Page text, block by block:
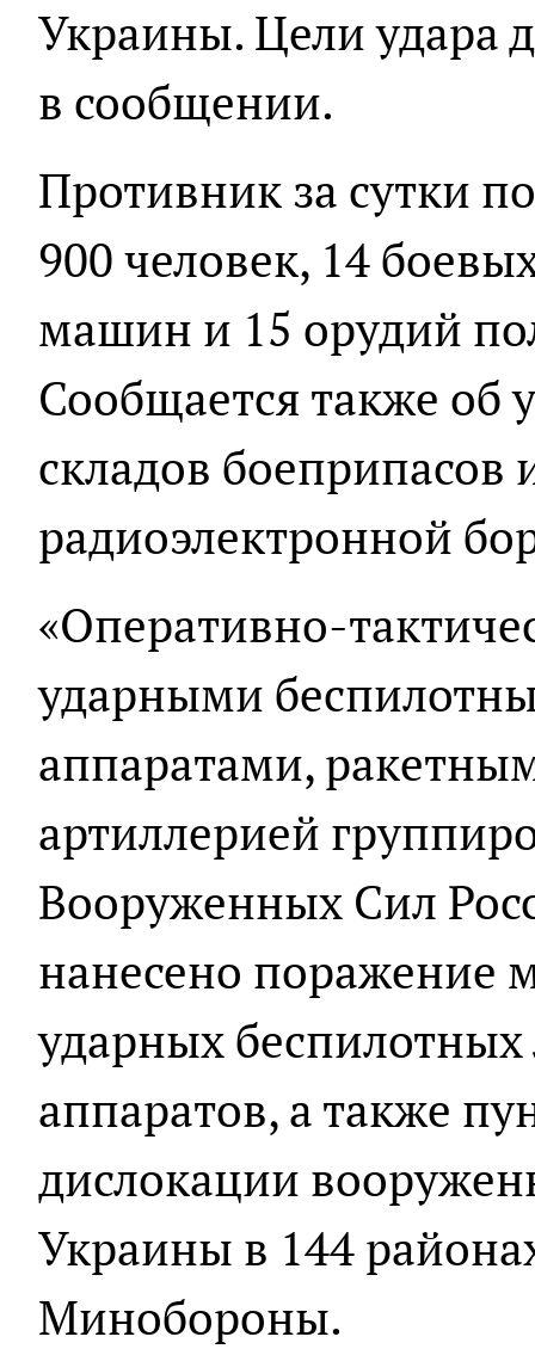
Украины. Цели удара
в сообщении.
Противник за сутки
900 человек, 14
машин и 15 орудий
Сообщается также об
складов боеприпасов
радиоэлектронной
«Оперативно-
ударными
аппаратами,
артиллерией
Вооруженных Сил
нанесено поражение
ударных беспилотных
аппаратов, а также
дислокации
Украины в 144
Минобороны.